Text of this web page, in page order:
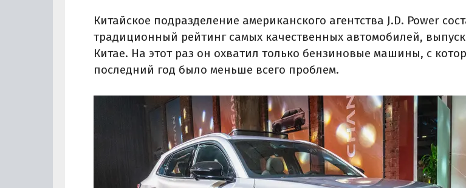
Китайское подразделение американского агентства J.D. Power
традиционный рейтинг самых качественных автомобилей,
Китае. На этот раз он охватил только бензиновые машины, с
последний год было меньше всего проблем.